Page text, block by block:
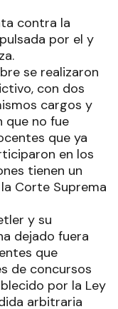
contra la
por el y
se realizaron
con dos
cargos y
que no fue
que ya
en los
tienen un
Corte Suprema
y su
dejado fuera
que
de concursos
por la Ley
arbitraria